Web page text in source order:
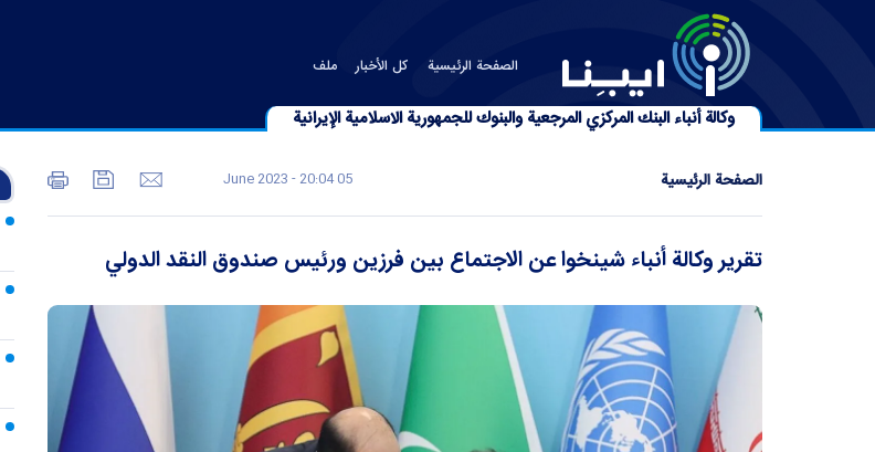
وكالة أنباء البنك المركزي المرجعية والبنوك للجمهورية الاسلامية الإيرانية
الصفحة الرئیسیة كل الأخبار ملف
الصفحة الرئیسیة 05 June 2023 - 20:04
تقرير وكالة أنباء شينخوا عن الاجتماع بين فرزين ورئيس صندوق النقد الدولي